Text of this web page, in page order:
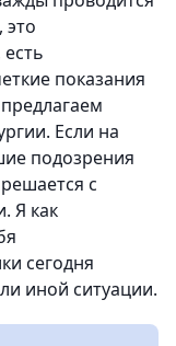
это
показания
Если на
подозрения
с
Я как
сегодня
иной ситуации.